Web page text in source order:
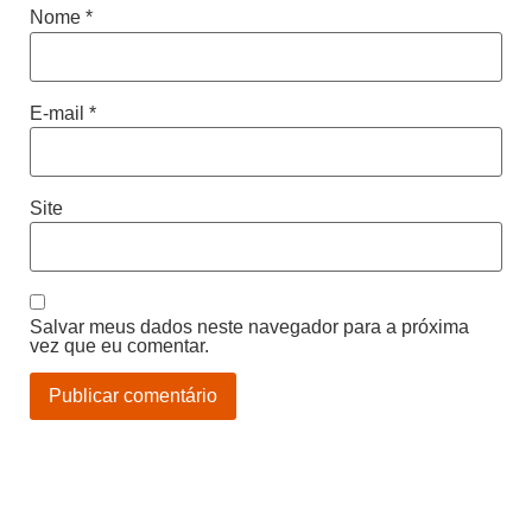
Nome *
E-mail *
Site
Salvar meus dados neste navegador para a próxima
vez que eu comentar.